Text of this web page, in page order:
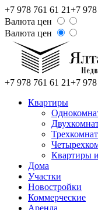
+7 978 761 61 21+7
Валюта цен
Валюта цен
+7 978 761 61 21+7
Квартиры
Квартиры
Дома
Участки
Новостройки
Коммерческие
Аренда